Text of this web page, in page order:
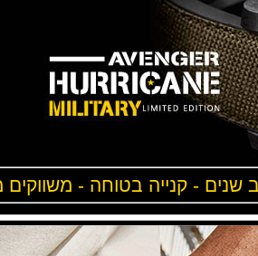
- קנייה בטוחה - משווקים